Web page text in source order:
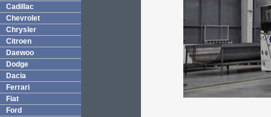
Cadillac
Chevrolet
Chrysler
Citroen
Daewoo
Dodge
Dacia
Ferrari
Fiat
Ford